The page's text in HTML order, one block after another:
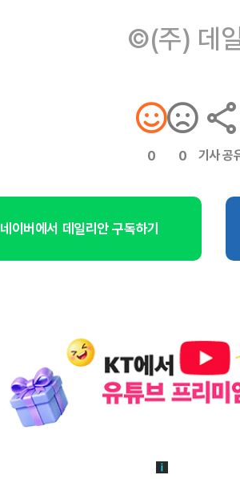
©(주) 데
0 0 기사 공
네이버에서 데일리안 구독하기